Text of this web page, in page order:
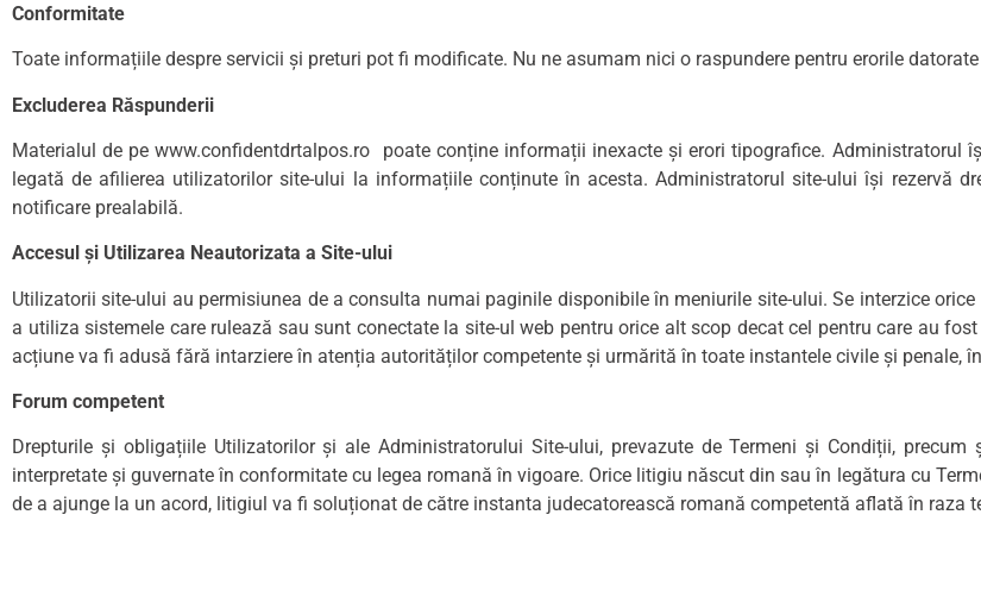
Conformitate
Toate informațiile despre servicii și preturi pot fi modificate. Nu ne asumam nici o raspundere pentru erorile
Excluderea Răspunderii
Materialul de pe www.confidentdrtalpos.ro poate conține informații inexacte și erori tipografice. Administratorul
legată de afilierea utilizatorilor site-ului la informațiile conținute în acesta. Administratorul site-ului își rezervă
notificare prealabilă.
Accesul și Utilizarea Neautorizata a Site-ului
Utilizatorii site-ului au permisiunea de a consulta numai paginile disponibile în meniurile site-ului. Se interzice
a utiliza sistemele care rulează sau sunt conectate la site-ul web pentru orice alt scop decat cel pentru care au
acțiune va fi adusă fără intarziere în atenția autorităților competente și urmărită în toate instantele civile și penale,
Forum competent
Drepturile și obligațiile Utilizatorilor și ale Administratorului Site-ului, prevazute de Termeni și Condiții,
interpretate și guvernate în conformitate cu legea romană în vigoare. Orice litigiu născut din sau în legătura cu
de a ajunge la un acord, litigiul va fi soluționat de către instanta judecatorească romană competentă aflată în raza